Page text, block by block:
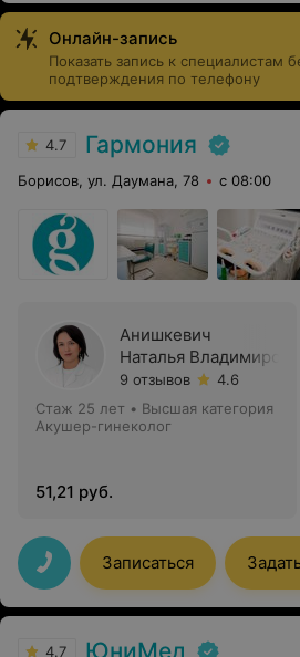
Онлайн-запись
Показать запись к специалистам
подтверждения по телефону
4.7 Гармония
Борисов, ул. Даумана, 78 с 08:00
Анишкевич
Наталья Владимировна
9 отзывов
4.6
Стаж 25 лет • Высшая категория
Акушер-гинеколог
51,21 руб.
Записаться
4.7 ЮниМед